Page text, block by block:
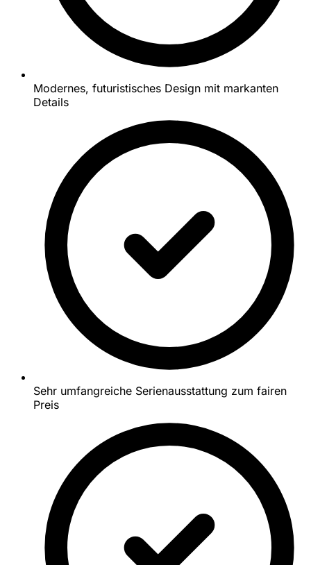
Modernes, futuristisches Design mit markanten
Details
Sehr umfangreiche Serienausstattung zum fairen
Preis